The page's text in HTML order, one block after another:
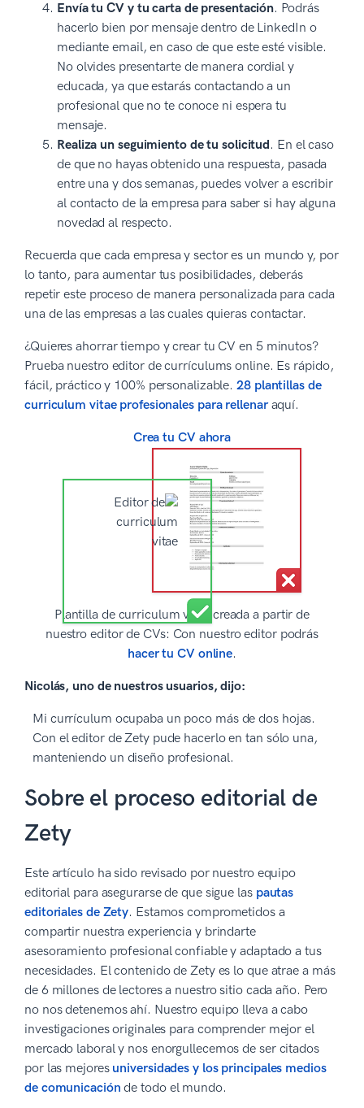
Envía tu CV y tu carta de presentación. Podrás
hacerlo bien por mensaje dentro de LinkedIn o
mediante email, en caso de que este esté visible.
No olvides presentarte de manera cordial y
educada, ya que estarás contactando a un
profesional que no te conoce ni espera tu
mensaje.
Realiza un seguimiento de tu solicitud. En el caso
de que no hayas obtenido una respuesta, pasada
entre una y dos semanas, puedes volver a escribir
al contacto de la empresa para saber si hay alguna
novedad al respecto.
Recuerda que cada empresa y sector es un mundo y, por
lo tanto, para aumentar tus posibilidades, deberás
repetir este proceso de manera personalizada para cada
una de las empresas a las cuales quieras contactar.
¿Quieres ahorrar tiempo y crear tu CV en 5 minutos?
Prueba nuestro editor de currículums online. Es rápido,
fácil, práctico y 100% personalizable.28 plantillas de
curriculum vitae profesionales para rellenaraquí.
Crea tu CV ahora
Plantilla de curriculum vitae creada a partir de
nuestro editor de CVs: Con nuestro editor podrás
hacer tu CV online.
Nicolás, uno de nuestros usuarios, dijo:
Mi currículum ocupaba un poco más de dos hojas.
Con el editor de Zety pude hacerlo en tan sólo una,
manteniendo un diseño profesional.
Sobre el proceso editorial de
Zety
Este artículo ha sido revisado por nuestro equipo
editorial para asegurarse de que sigue las pautas
editoriales de Zety. Estamos comprometidos a
compartir nuestra experiencia y brindarte
asesoramiento profesional confiable y adaptado a tus
necesidades. El contenido de Zety es lo que atrae a más
de 6 millones de lectores a nuestro sitio cada año. Pero
no nos detenemos ahí. Nuestro equipo lleva a cabo
investigaciones originales para comprender mejor el
mercado laboral y nos enorgullecemos de ser citados
por las mejores universidades y los principales medios
de comunicación de todo el mundo.